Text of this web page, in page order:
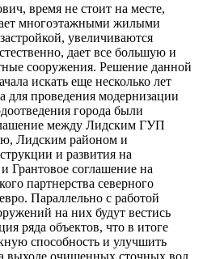
время не стоит на месте,
многоэтажными жилыми
увеличиваются
дает все большую и
сооружения. Решение данной
искать еще несколько лет
для проведения модернизации
города были
между Лидским ГУП
Лидским районом и
и развития на
Грантовое соглашение на
партнерства северного
Параллельно с работой
на них будут вестись
ряда объектов, что в итоге
способность и улучшить
выходе очищенных сточных вод,